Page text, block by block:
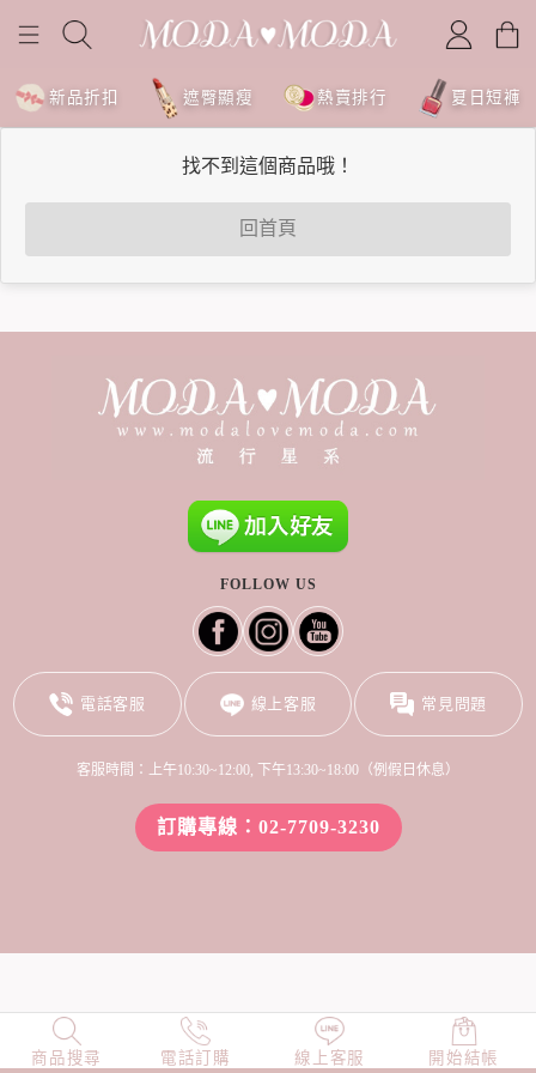
新品折扣 遮臀顯瘦 熱賣排行 夏日短褲
找不到這個商品哦！
回首頁
商品搜尋 電話訂購 線上客服 開始結帳
NEW 店長精選 TOP100 小編穿搭
FOLLOW US
電話客服 線上客服 常見問題
客服時間：上午10:30~12:00, 下午13:30~18:00（例假日休息）
訂購專線：02-7709-3230